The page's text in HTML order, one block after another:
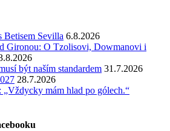
Betisem Sevilla 6.8.2026
Gironou: O Tzolisovi, Dowmanovi i
být naším standardem 31.7.2026
28.7.2026
„Vždycky mám hlad po gólech.“